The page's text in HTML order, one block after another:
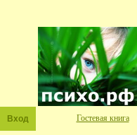
Вход Гостевая книга